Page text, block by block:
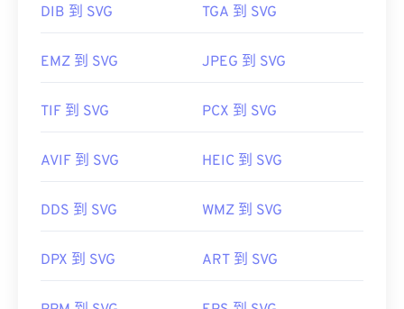
DIB 到 SVG TGA 到 SVG
EMZ 到 SVG JPEG 到 SVG
TIF 到 SVG PCX 到 SVG
AVIF 到 SVG HEIC 到 SVG
DDS 到 SVG WMZ 到 SVG
DPX 到 SVG ART 到 SVG